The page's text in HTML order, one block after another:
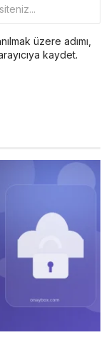
üzere adımı,
kaydet.